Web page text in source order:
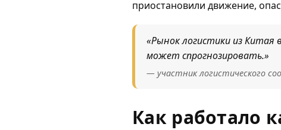
приостановили движение,
«Рынок логистики из Китая
может спрогнозировать.»
— участник логистического
Как работало